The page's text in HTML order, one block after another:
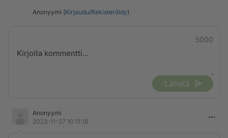
Anonyymi (Kirjaudu/Rekisteröidy)
5000
Lähetä
Anonyymi
2023-11-27 10:11:18